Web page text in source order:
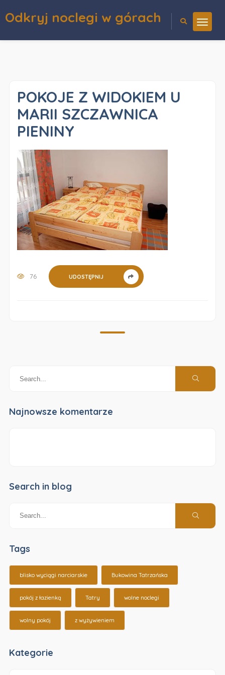
Odkryj noclegi w górach
POKOJE Z WIDOKIEM U
MARII SZCZAWNICA
PIENINY
76 UDOSTĘPNIJ
Najnowsze komentarze
Search in blog
Tags
blisko wyciągi narciarskie Bukowina Tatrzańska
pokój z łazienką Tatry wolne noclegi
wolny pokój z wyżywieniem
Kategorie